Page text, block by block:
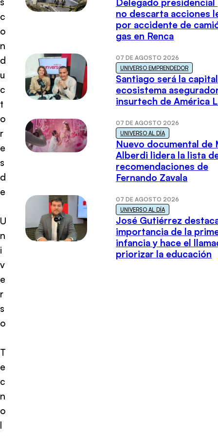
c
o
n
d
u
c
t
o
r
e
s
d
e
U
n
i
v
e
r
s
o
T
e
c
n
o
l
Delegado presidencial
no descarta acciones
por accidente de
gas en Renca
07 DE AGOSTO 2026
UNIVERSO EMPRENDEDOR
Santiago será la
ecosistema
insurtech de América
07 DE AGOSTO 2026
UNIVERSO AL DÍA
Nuevo documental de
Alberdi lidera la lista
recomendaciones de
Fernando Zavala
07 DE AGOSTO 2026
UNIVERSO AL DÍA
José Gutiérrez
importancia de la
infancia y hace el
priorizar la educación